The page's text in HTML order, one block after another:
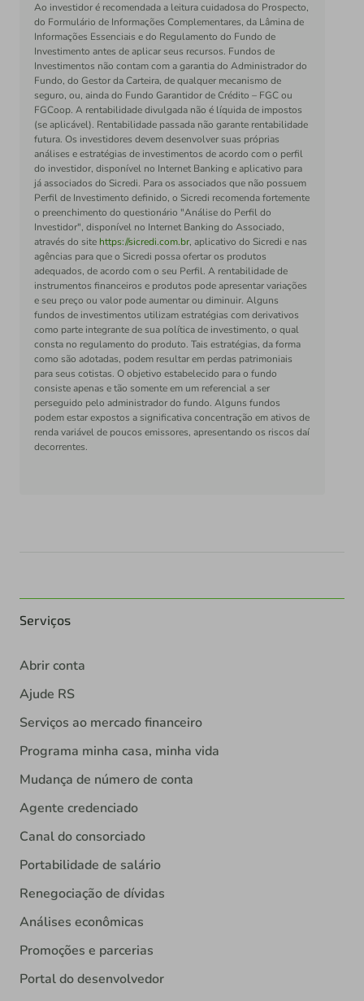
Ao investidor é recomendada a leitura cuidadosa do Prospecto,
do Formulário de Informações Complementares, da Lâmina de
Informações Essenciais e do Regulamento do Fundo de
Investimento antes de aplicar seus recursos. Fundos de
Investimentos não contam com a garantia do Administrador do
Fundo, do Gestor da Carteira, de qualquer mecanismo de
seguro, ou, ainda do Fundo Garantidor de Crédito – FGC ou
FGCoop. A rentabilidade divulgada não é líquida de impostos
(se aplicável). Rentabilidade passada não garante rentabilidade
futura. Os investidores devem desenvolver suas próprias
análises e estratégias de investimentos de acordo com o perfil
do investidor, disponível no Internet Banking e aplicativo para
já associados do Sicredi. Para os associados que não possuem
Perfil de Investimento definido, o Sicredi recomenda fortemente
o preenchimento do questionário "Análise do Perfil do
Investidor", disponível no Internet Banking do Associado,
através do site https://sicredi.com.br, aplicativo do Sicredi e nas
agências para que o Sicredi possa ofertar os produtos
adequados, de acordo com o seu Perfil. A rentabilidade de
instrumentos financeiros e produtos pode apresentar variações
e seu preço ou valor pode aumentar ou diminuir. Alguns
fundos de investimentos utilizam estratégias com derivativos
como parte integrante de sua política de investimento, o qual
consta no regulamento do produto. Tais estratégias, da forma
como são adotadas, podem resultar em perdas patrimoniais
para seus cotistas. O objetivo estabelecido para o fundo
consiste apenas e tão somente em um referencial a ser
perseguido pelo administrador do fundo. Alguns fundos
podem estar expostos a significativa concentração em ativos de
renda variável de poucos emissores, apresentando os riscos daí
decorrentes.
Serviços
Abrir conta
Ajude RS
Serviços ao mercado financeiro
Programa minha casa, minha vida
Mudança de número de conta
Agente credenciado
Canal do consorciado
Portabilidade de salário
Renegociação de dívidas
Análises econômicas
Promoções e parcerias
Portal do desenvolvedor